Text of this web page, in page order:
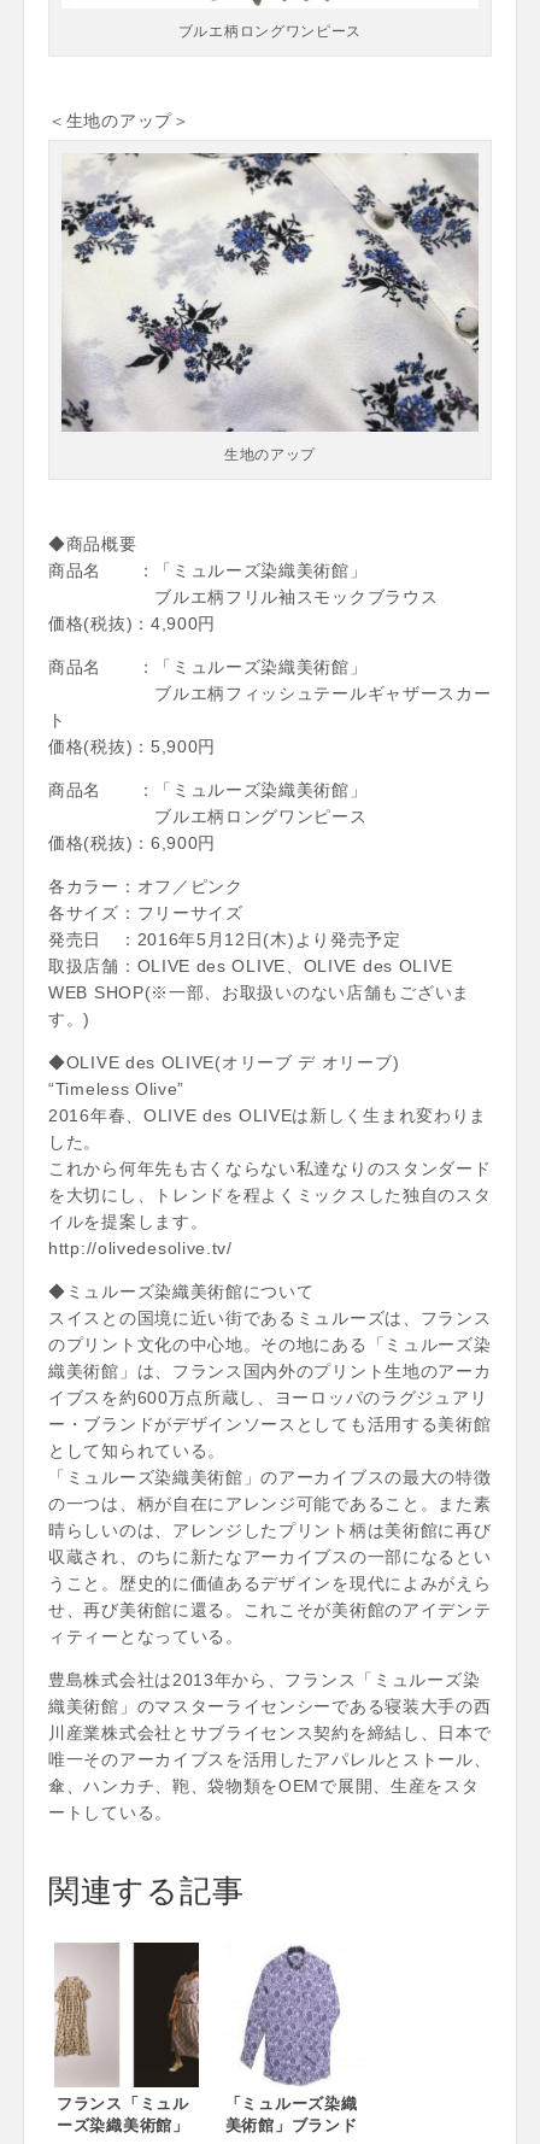
ブルエ柄ロングワンピース
＜生地のアップ＞
生地のアップ
◆商品概要
商品名 ：「ミュルーズ染織美術館」
ブルエ柄フリル袖スモックブラウス
価格(税抜)：4,900円
商品名 ：「ミュルーズ染織美術館」
ブルエ柄フィッシュテールギャザースカー
ト
価格(税抜)：5,900円
商品名 ：「ミュルーズ染織美術館」
ブルエ柄ロングワンピース
価格(税抜)：6,900円
各カラー：オフ／ピンク
各サイズ：フリーサイズ
発売日 ：2016年5月12日(木)より発売予定
取扱店舗：OLIVE des OLIVE、OLIVE des OLIVE
WEB SHOP(※一部、お取扱いのない店舗もございま
す。)
◆OLIVE des OLIVE(オリーブ デ オリーブ)
“Timeless Olive”
2016年春、OLIVE des OLIVEは新しく生まれ変わりま
した。
これから何年先も古くならない私達なりのスタンダード
を大切にし、トレンドを程よくミックスした独自のスタ
イルを提案します。
http://olivedesolive.tv/
◆ミュルーズ染織美術館について
スイスとの国境に近い街であるミュルーズは、フランス
のプリント文化の中心地。その地にある「ミュルーズ染
織美術館」は、フランス国内外のプリント生地のアーカ
イブスを約600万点所蔵し、ヨーロッパのラグジュアリ
ー・ブランドがデザインソースとしても活用する美術館
として知られている。
「ミュルーズ染織美術館」のアーカイブスの最大の特徴
の一つは、柄が自在にアレンジ可能であること。また素
晴らしいのは、アレンジしたプリント柄は美術館に再び
収蔵され、のちに新たなアーカイブスの一部になるとい
うこと。歴史的に価値あるデザインを現代によみがえら
せ、再び美術館に還る。これこそが美術館のアイデンテ
ィティーとなっている。
豊島株式会社は2013年から、フランス「ミュルーズ染
織美術館」のマスターライセンシーである寝装大手の西
川産業株式会社とサブライセンス契約を締結し、日本で
唯一そのアーカイブスを活用したアパレルとストール、
傘、ハンカチ、鞄、袋物類をOEMで展開、生産をスタ
ートしている。
関連する記事
フランス「ミュル
ーズ染織美術館」
「ミュルーズ染織
美術館」ブランド